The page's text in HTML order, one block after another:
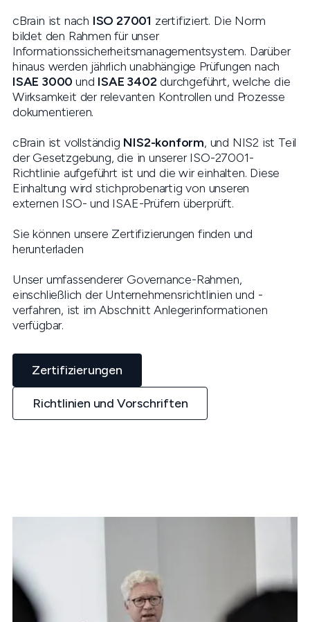
cBrain ist nach ISO 27001 zertifiziert. Die Norm
bildet den Rahmen für unser
Informationssicherheitsmanagementsystem. Darüber
hinaus werden jährlich unabhängige Prüfungen nach
ISAE 3000 und ISAE 3402 durchgeführt, welche die
Wirksamkeit der relevanten Kontrollen und Prozesse
dokumentieren.
cBrain ist vollständig NIS2-konform, und NIS2 ist Teil
der Gesetzgebung, die in unserer ISO-27001-
Richtlinie aufgeführt ist und die wir einhalten. Diese
Einhaltung wird stichprobenartig von unseren
externen ISO- und ISAE-Prüfern überprüft.
Sie können unsere Zertifizierungen finden und
herunterladen
Unser umfassenderer Governance-Rahmen,
einschließlich der Unternehmensrichtlinien und -
verfahren, ist im Abschnitt Anlegerinformationen
verfügbar.
Zertifizierungen
Richtlinien und Vorschriften